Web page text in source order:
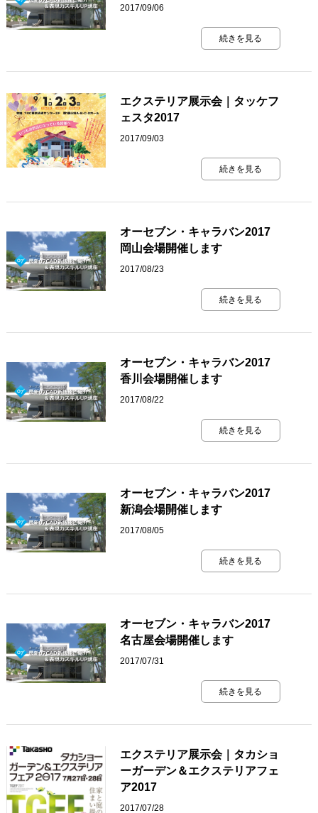
2017/09/06
続きを見る
エクステリア展示会｜タッケフ
ェスタ2017
2017/09/03
続きを見る
オーセブン・キャラバン2017
岡山会場開催します
2017/08/23
続きを見る
オーセブン・キャラバン2017
香川会場開催します
2017/08/22
続きを見る
オーセブン・キャラバン2017
新潟会場開催します
2017/08/05
続きを見る
オーセブン・キャラバン2017
名古屋会場開催します
2017/07/31
続きを見る
エクステリア展示会｜タカショ
ーガーデン＆エクステリアフェ
ア2017
2017/07/28